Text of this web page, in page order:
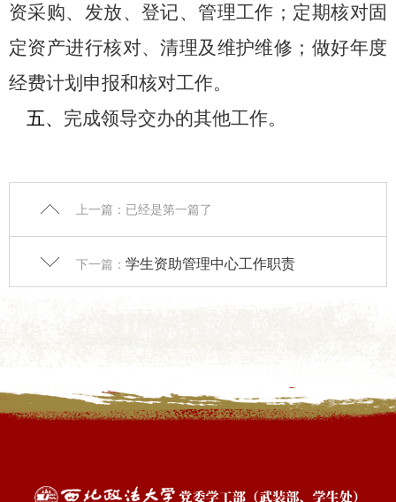
资采购、发放、登记、管理工作 ；定期核对固
定资产进行核对、清理及 维护维修 ；做好年度
经费计划 申报和核对工作。
五、 完成领导交办的其他工作。
上一篇：已经是第一篇了
下一篇： 学生资助管理中心工作职责